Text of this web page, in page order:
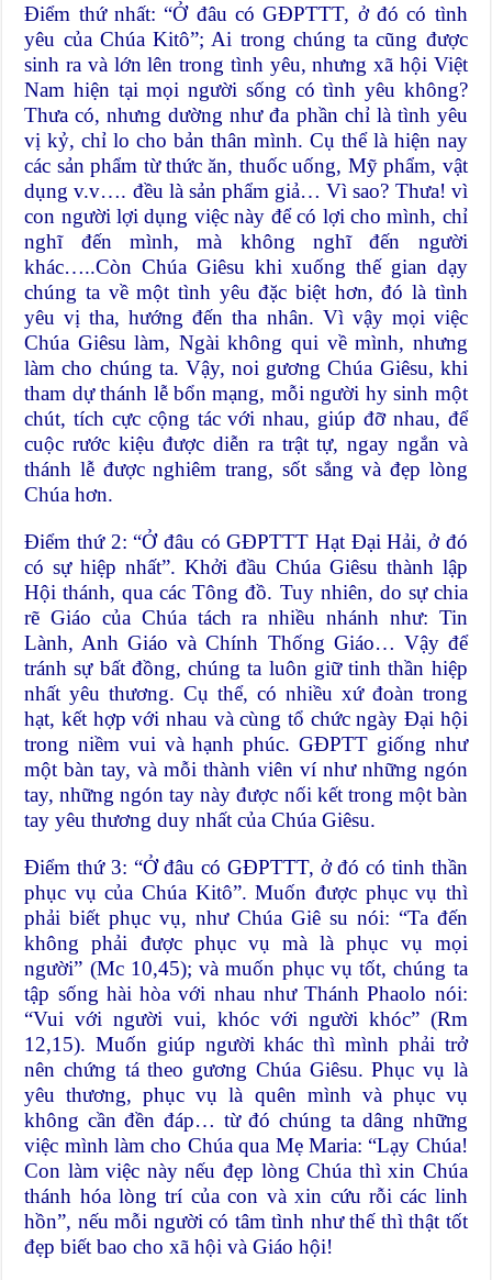
Điểm thứ nhất: “Ở đâu có GĐPTTT, ở đó có tình
yêu của Chúa Kitô”; Ai trong chúng ta cũng được
sinh ra và lớn lên trong tình yêu, nhưng xã hội Việt
Nam hiện tại mọi người sống có tình yêu không?
Thưa có, nhưng dường như đa phần chỉ là tình yêu
vị kỷ, chỉ lo cho bản thân mình. Cụ thể là hiện nay
các sản phẩm từ thức ăn, thuốc uống, Mỹ phẩm, vật
dụng v.v…. đều là sản phẩm giả… Vì sao? Thưa! vì
con người lợi dụng việc này để có lợi cho mình, chỉ
nghĩ đến mình, mà không nghĩ đến người
khác…..Còn Chúa Giêsu khi xuống thế gian dạy
chúng ta về một tình yêu đặc biệt hơn, đó là tình
yêu vị tha, hướng đến tha nhân. Vì vậy mọi việc
Chúa Giêsu làm, Ngài không qui về mình, nhưng
làm cho chúng ta. Vậy, noi gương Chúa Giêsu, khi
tham dự thánh lễ bổn mạng, mỗi người hy sinh một
chút, tích cực cộng tác với nhau, giúp đỡ nhau, để
cuộc rước kiệu được diễn ra trật tự, ngay ngắn và
thánh lễ được nghiêm trang, sốt sắng và đẹp lòng
Chúa hơn.
Điểm thứ 2: “Ở đâu có GĐPTTT Hạt Đại Hải, ở đó
có sự hiệp nhất”. Khởi đầu Chúa Giêsu thành lập
Hội thánh, qua các Tông đồ. Tuy nhiên, do sự chia
rẽ Giáo của Chúa tách ra nhiều nhánh như: Tin
Lành, Anh Giáo và Chính Thống Giáo… Vậy để
tránh sự bất đồng, chúng ta luôn giữ tinh thần hiệp
nhất yêu thương. Cụ thể, có nhiều xứ đoàn trong
hạt, kết hợp với nhau và cùng tổ chức ngày Đại hội
trong niềm vui và hạnh phúc. GĐPTT giống như
một bàn tay, và mỗi thành viên ví như những ngón
tay, những ngón tay này được nối kết trong một bàn
tay yêu thương duy nhất của Chúa Giêsu.
Điểm thứ 3: “Ở đâu có GĐPTTT, ở đó có tinh thần
phục vụ của Chúa Kitô”. Muốn được phục vụ thì
phải biết phục vụ, như Chúa Giê su nói: “Ta đến
không phải được phục vụ mà là phục vụ mọi
người” (Mc 10,45); và muốn phục vụ tốt, chúng ta
tập sống hài hòa với nhau như Thánh Phaolo nói:
“Vui với người vui, khóc với người khóc” (Rm
12,15). Muốn giúp người khác thì mình phải trở
nên chứng tá theo gương Chúa Giêsu. Phục vụ là
yêu thương, phục vụ là quên mình và phục vụ
không cần đền đáp… từ đó chúng ta dâng những
việc mình làm cho Chúa qua Mẹ Maria: “Lạy Chúa!
Con làm việc này nếu đẹp lòng Chúa thì xin Chúa
thánh hóa lòng trí của con và xin cứu rỗi các linh
hồn”, nếu mỗi người có tâm tình như thế thì thật tốt
đẹp biết bao cho xã hội và Giáo hội!